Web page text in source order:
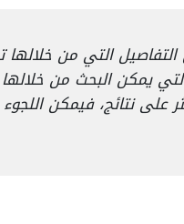
التي من خلالها
يمكن البحث من
على نتائج، فيمكن